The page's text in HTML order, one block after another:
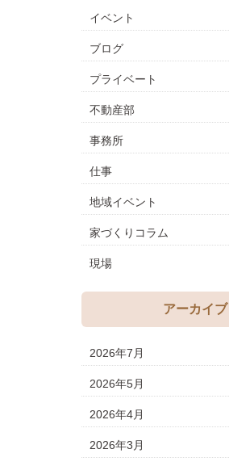
イベント
ブログ
プライベート
不動産部
事務所
仕事
地域イベント
家づくりコラム
現場
アーカイブ
2026年7月
2026年5月
2026年4月
2026年3月